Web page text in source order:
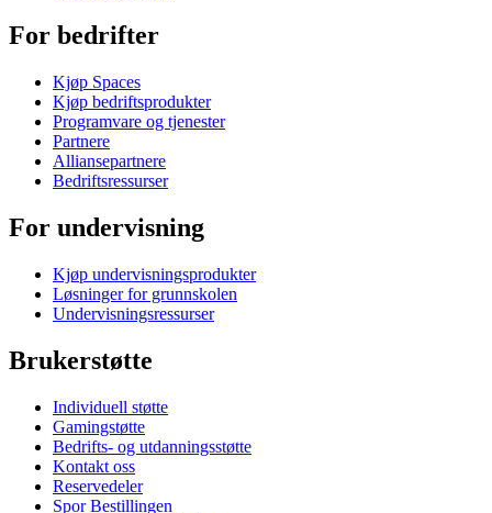
For bedrifter
Kjøp Spaces
Kjøp bedriftsprodukter
Programvare og tjenester
Partnere
Alliansepartnere
Bedriftsressurser
For undervisning
Kjøp undervisningsprodukter
Løsninger for grunnskolen
Undervisningsressurser
Brukerstøtte
Individuell støtte
Gamingstøtte
Bedrifts- og utdanningsstøtte
Kontakt oss
Reservedeler
Spor Bestillingen